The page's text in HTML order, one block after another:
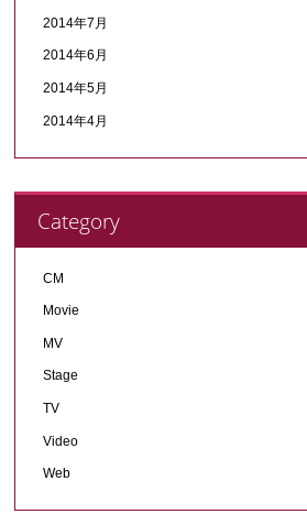
2014年7月
2014年6月
2014年5月
2014年4月
Category
CM
Movie
MV
Stage
TV
Video
Web